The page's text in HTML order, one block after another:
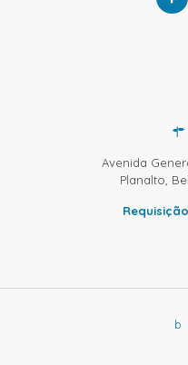
Avenida
Planalto,